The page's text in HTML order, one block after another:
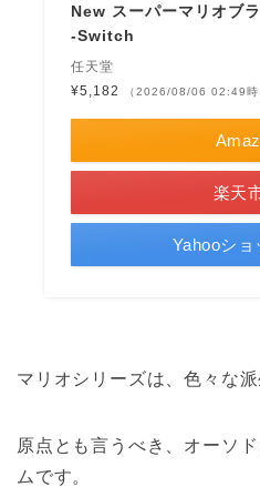
New スーパーマリオブ
-Switch
任天堂
¥5,182
（2026/08/06 02:49時
楽天
Yahooショ
マリオシリーズは、色々な
原点とも言うべき、オーソ
ムです。